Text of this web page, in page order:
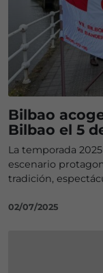
Bilbao
Bilbao el 5
La temporada
escenario
tradición,
02/07/2025